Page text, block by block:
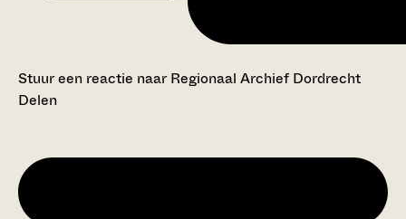
Stuur een reactie naar Regionaal Archief Dordrecht
Delen